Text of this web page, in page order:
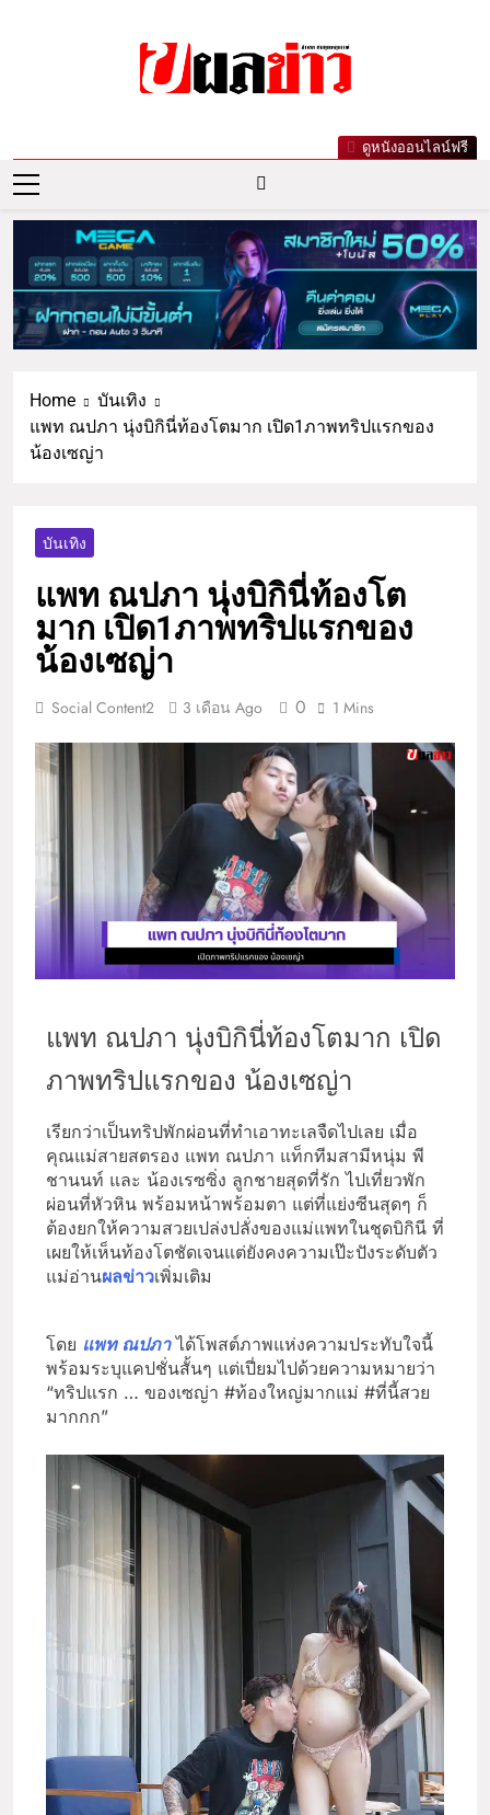
ผลข่าว.com
ดารา ข่าวกีฬารอบโลก เลขเด็ดหวยดัง ตรวจ
ดูหนังออนไลน์ฟรี
Home
บันเทิง
แพท ณปภา นุ่งบิกินี่ท้องโตมาก เปิด1ภาพทริปแรกของ
น้องเซญ่า
บันเทิง
แพท ณปภา นุ่งบิกินี่ท้องโต
มาก เปิด1ภาพทริปแรกของ
น้องเซญ่า
Social Content2 3 เดือน Ago 0 1 Mins
แพท ณปภา นุ่งบิกินี่ท้องโตมาก เปิด
ภาพทริปแรกของ น้องเซญ่า
เรียกว่าเป็นทริปพักผ่อนที่ทำเอาทะเลจืดไปเลย เมื่อ
คุณแม่สายสตรอง แพท ณปภา แท็กทีมสามีหนุ่ม พี
ชานนท์ และ น้องเรซซิ่ง ลูกชายสุดที่รัก ไปเที่ยวพัก
ผ่อนที่หัวหิน พร้อมหน้าพร้อมตา แต่ที่แย่งซีนสุดๆ ก็
ต้องยกให้ความสวยเปล่งปลั่งของแม่แพทในชุดบิกินี ที่
เผยให้เห็นท้องโตชัดเจนแต่ยังคงความเป๊ะปังระดับตัว
แม่อ่านผลข่าวเพิ่มเติม
โดย แพท ณปภาได้โพสต์ภาพแห่งความประทับใจนี้
พร้อมระบุแคปชั่นสั้นๆ แต่เปี่ยมไปด้วยความหมายว่า
“ทริปแรก … ของเซญ่า #ท้องใหญ่มากแม่ #ที่นี้สวย
มากกก”